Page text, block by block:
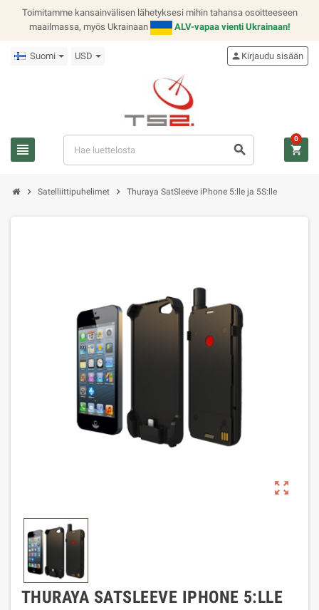
Toimitamme kansainvälisen lähetyksesi mihin tahansa osoitteeseen
maailmassa, myös Ukrainaan
ALV-vapaa vienti Ukrainaan!
Suomi USD
view_headline search
person Kirjaudu sisään
shopping_cart
0
chevron_right Satelliittipuhelimet chevron_right Thuraya SatSleeve iPhone 5:lle ja 5S:lle
zoom_out_map
THURAYA SATSLEEVE IPHONE 5:LLE